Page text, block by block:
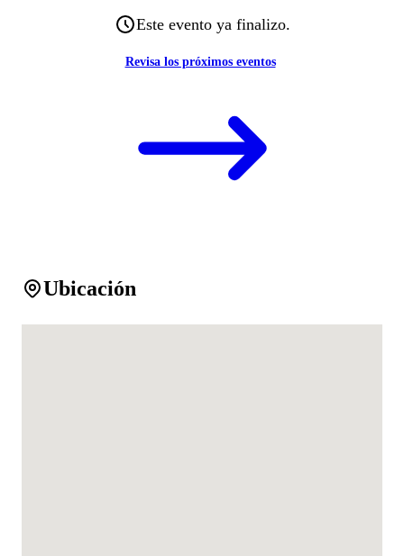
Este evento ya finalizo.
Revisa los próximos eventos
Ubicación